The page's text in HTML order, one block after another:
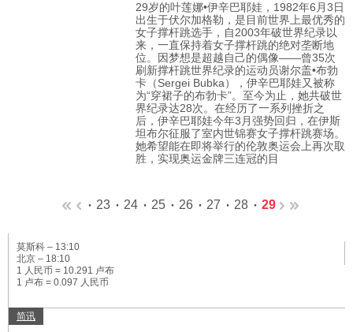
29岁的叶莲娜•伊辛巴耶娃，1982年6月3日
出生于伏尔加格勒，是目前世界上最优秀的
女子撑杆跳选手，自2003年破世界纪录以
来，一直保持着女子撑杆跳的绝对垄断地
位。因梦想是超越自己的偶像——曾35次
刷新撑杆跳世界纪录的运动员谢尔盖•布勃
卡（Sergei Bubka），伊辛巴耶娃又被称
为“穿裙子的布勃卡”。至今为止，她共破世
界纪录达28次。在经历了一系列挫折之
后，伊辛巴耶娃今年3月强势回归，在伊斯
坦布尔征服了室内世锦赛女子撑杆跳赛场。
她希望能在即将举行的伦敦奥运会上再次取
胜，实现奥运金牌三连冠的目
23 24 25 26 27 28 29
莫斯科 – 13:10
北京 – 18:10
1 人民币 = 10.291 卢布
1 卢布 = 0.097 人民币
简讯